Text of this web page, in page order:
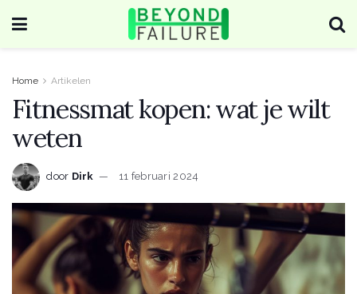
Home Artikelen
Fitnessmat kopen: wat je wilt
weten
door Dirk 11 februari 2024